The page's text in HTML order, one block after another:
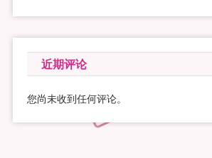
近期评论
您尚未收到任何评论。